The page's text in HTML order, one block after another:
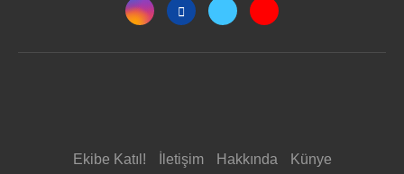
Ekibe Katıl! İletişim Hakkında Künye